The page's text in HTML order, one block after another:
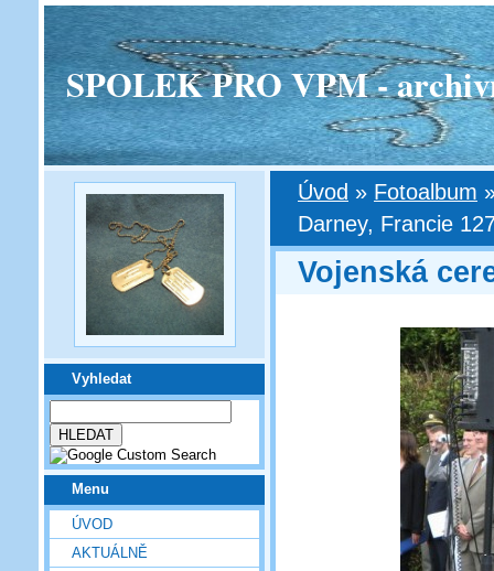
SPOLEK PRO VPM -
Vyhledat
Menu
ÚVOD
AKTUÁLNĚ
Úvod » Fotoalbum
Darney, Francie
Vojenská